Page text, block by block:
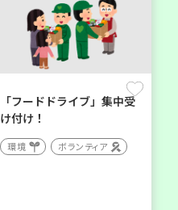
「フードドライブ」集中受
け付け！
環境 ボランティア